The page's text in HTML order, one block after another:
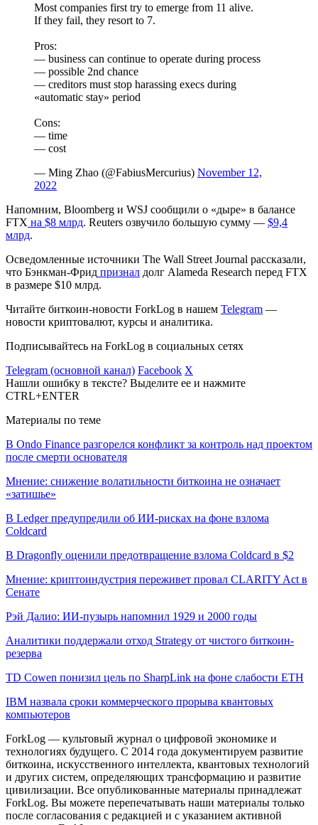
Most companies first try to emerge from 11 alive.
If they fail, they resort to 7.
Pros:
— business can continue to operate during process
— possible 2nd chance
— creditors must stop harassing execs during
«automatic stay» period
Cons:
— time
— cost
— Ming Zhao (@FabiusMercurius) November 12,
2022
Напомним, Bloomberg и WSJ сообщили о «дыре» в балансе
FTX на $8 млрд. Reuters озвучило большую сумму — $9,4
млрд.
Осведомленные источники The Wall Street Journal рассказали,
что Бэнкман-Фрид признал долг Alameda Research перед FTX
в размере $10 млрд.
Читайте биткоин-новости ForkLog в нашем Telegram —
новости криптовалют, курсы и аналитика.
Подписывайтесь на ForkLog в социальных сетях
Telegram (основной канал) Facebook X
Нашли ошибку в тексте? Выделите ее и нажмите
CTRL+ENTER
Материалы по теме
В Ondo Finance разгорелся конфликт за контроль над проектом
после смерти основателя
Мнение: снижение волатильности биткоина не означает
«затишье»
В Ledger предупредили об ИИ-рисках на фоне взлома
Coldcard
В Dragonfly оценили предотвращение взлома Coldcard в $2
Мнение: криптоиндустрия переживет провал CLARITY Act в
Сенате
Рэй Далио: ИИ-пузырь напомнил 1929 и 2000 годы
Аналитики поддержали отход Strategy от чистого биткоин-
резерва
TD Cowen понизил цель по SharpLink на фоне слабости ETH
IBM назвала сроки коммерческого прорыва квантовых
компьютеров
ForkLog — культовый журнал о цифровой экономике и
технологиях будущего. С 2014 года документируем развитие
биткоина, искусственного интеллекта, квантовых технологий
и других систем, определяющих трансформацию и развитие
цивилизации. Все опубликованные материалы принадлежат
ForkLog. Вы можете перепечатывать наши материалы только
после согласования с редакцией и с указанием активной